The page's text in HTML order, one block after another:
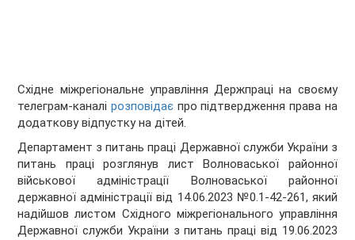
Схiдне міжрегiональне управлiння Держпрацi на своєму
телеграм-каналірозповідає про підтвердження права на
додаткову відпустку на дітей.
Департамент з питань праці Державної служби України з
питань праці розглянув лист Волноваської районної
військової адміністрації Волноваської районної
державної адміністрації від 14.06.2023 №0.1-42-261, який
надійшов листом Східного міжрегіонального управління
Державної служби України з питань праці від 19.06.2023